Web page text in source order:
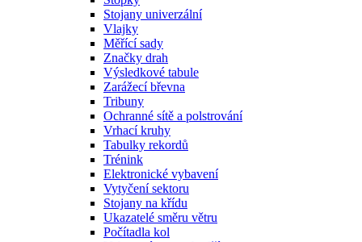
Stojany univerzální
Vlajky
Měřící sady
Značky drah
Výsledkové tabule
Zarážecí břevna
Tribuny
Ochranné sítě a polstrování
Vrhací kruhy
Tabulky rekordů
Trénink
Elektronické vybavení
Vytyčení sektoru
Stojany na křídu
Ukazatelé směru větru
Počítadla kol